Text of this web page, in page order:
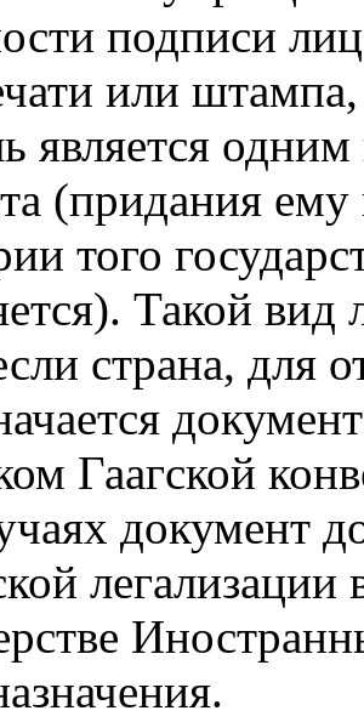
подписи
или
является одним
(придания
того
Такой вид
страна, для
Гаагской
документ